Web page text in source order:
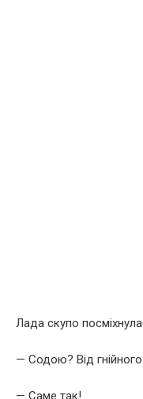
Лада скупо
— Содою? Від
— Саме так!